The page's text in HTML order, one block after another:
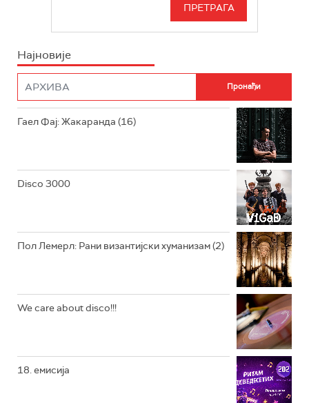
РАДИО РОКЕНРОЛЕР
РАДИО ЏЕЗЕР
ИНФО
Најновије
Гаел Фај: Жакаранда (16)
Disco 3000
Пол Лемерл: Рани византијски хуманизам (2)
We care about disco!!!
18. емисија